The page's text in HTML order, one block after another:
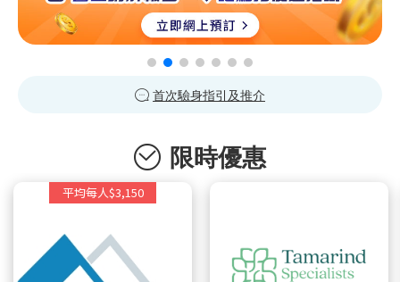
首次驗身指引及推介
限時優惠
平均每人$3,150